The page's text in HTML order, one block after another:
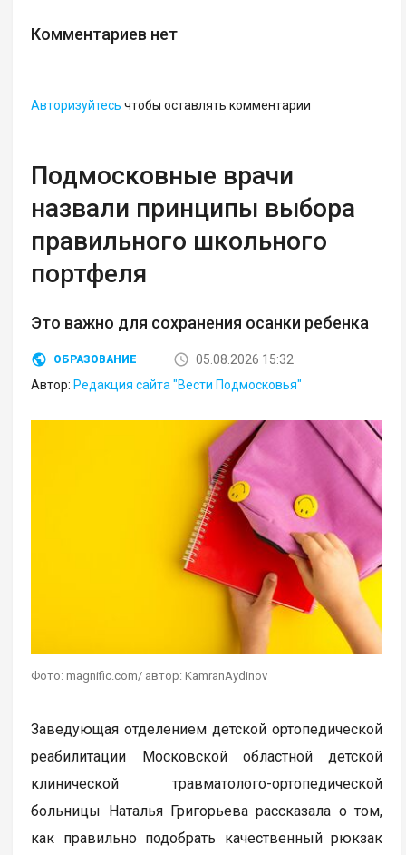
Комментариев нет
Авторизуйтесь чтобы оставлять комментарии
Подмосковные врачи
назвали принципы выбора
правильного школьного
портфеля
Это важно для сохранения осанки ребенка
ОБРАЗОВАНИЕ
05.08.2026 15:32
Автор: Редакция сайта "Вести Подмосковья"
Фото: magnific.com/ автор: KamranAydinov
Заведующая отделением детской ортопедической
реабилитации Московской областной детской
клинической травматолого-ортопедической
больницы Наталья Григорьева рассказала о том,
как правильно подобрать качественный рюкзак